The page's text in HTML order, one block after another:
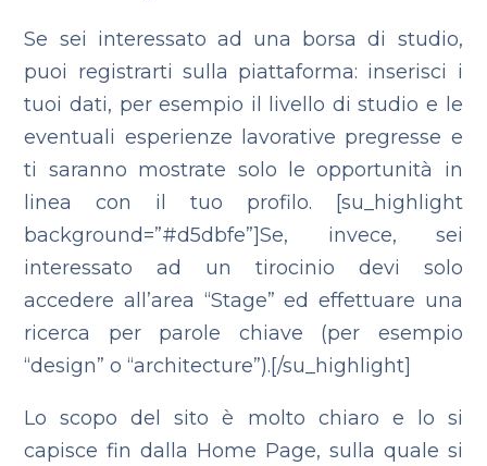
Se sei interessato ad una borsa di studio,
puoi registrarti sulla piattaforma: inserisci i
tuoi dati, per esempio il livello di studio e le
eventuali esperienze lavorative pregresse e
ti saranno mostrate solo le opportunità in
linea con il tuo profilo. [su_highlight
background=”#d5dbfe”]Se, invece, sei
interessato ad un tirocinio devi solo
accedere all’area “Stage” ed effettuare una
ricerca per parole chiave (per esempio
“design” o “architecture”).[/su_highlight]
Lo scopo del sito è molto chiaro e lo si
capisce fin dalla Home Page, sulla quale si